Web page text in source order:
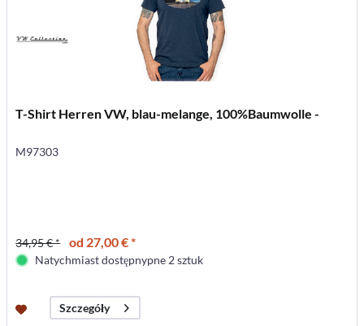
T-Shirt Herren VW, blau-melange, 100%Baumwolle -
M97303
34,95 € * od 27,00 € *
Natychmiast dostępnypne 2 sztuk
Szczegóły